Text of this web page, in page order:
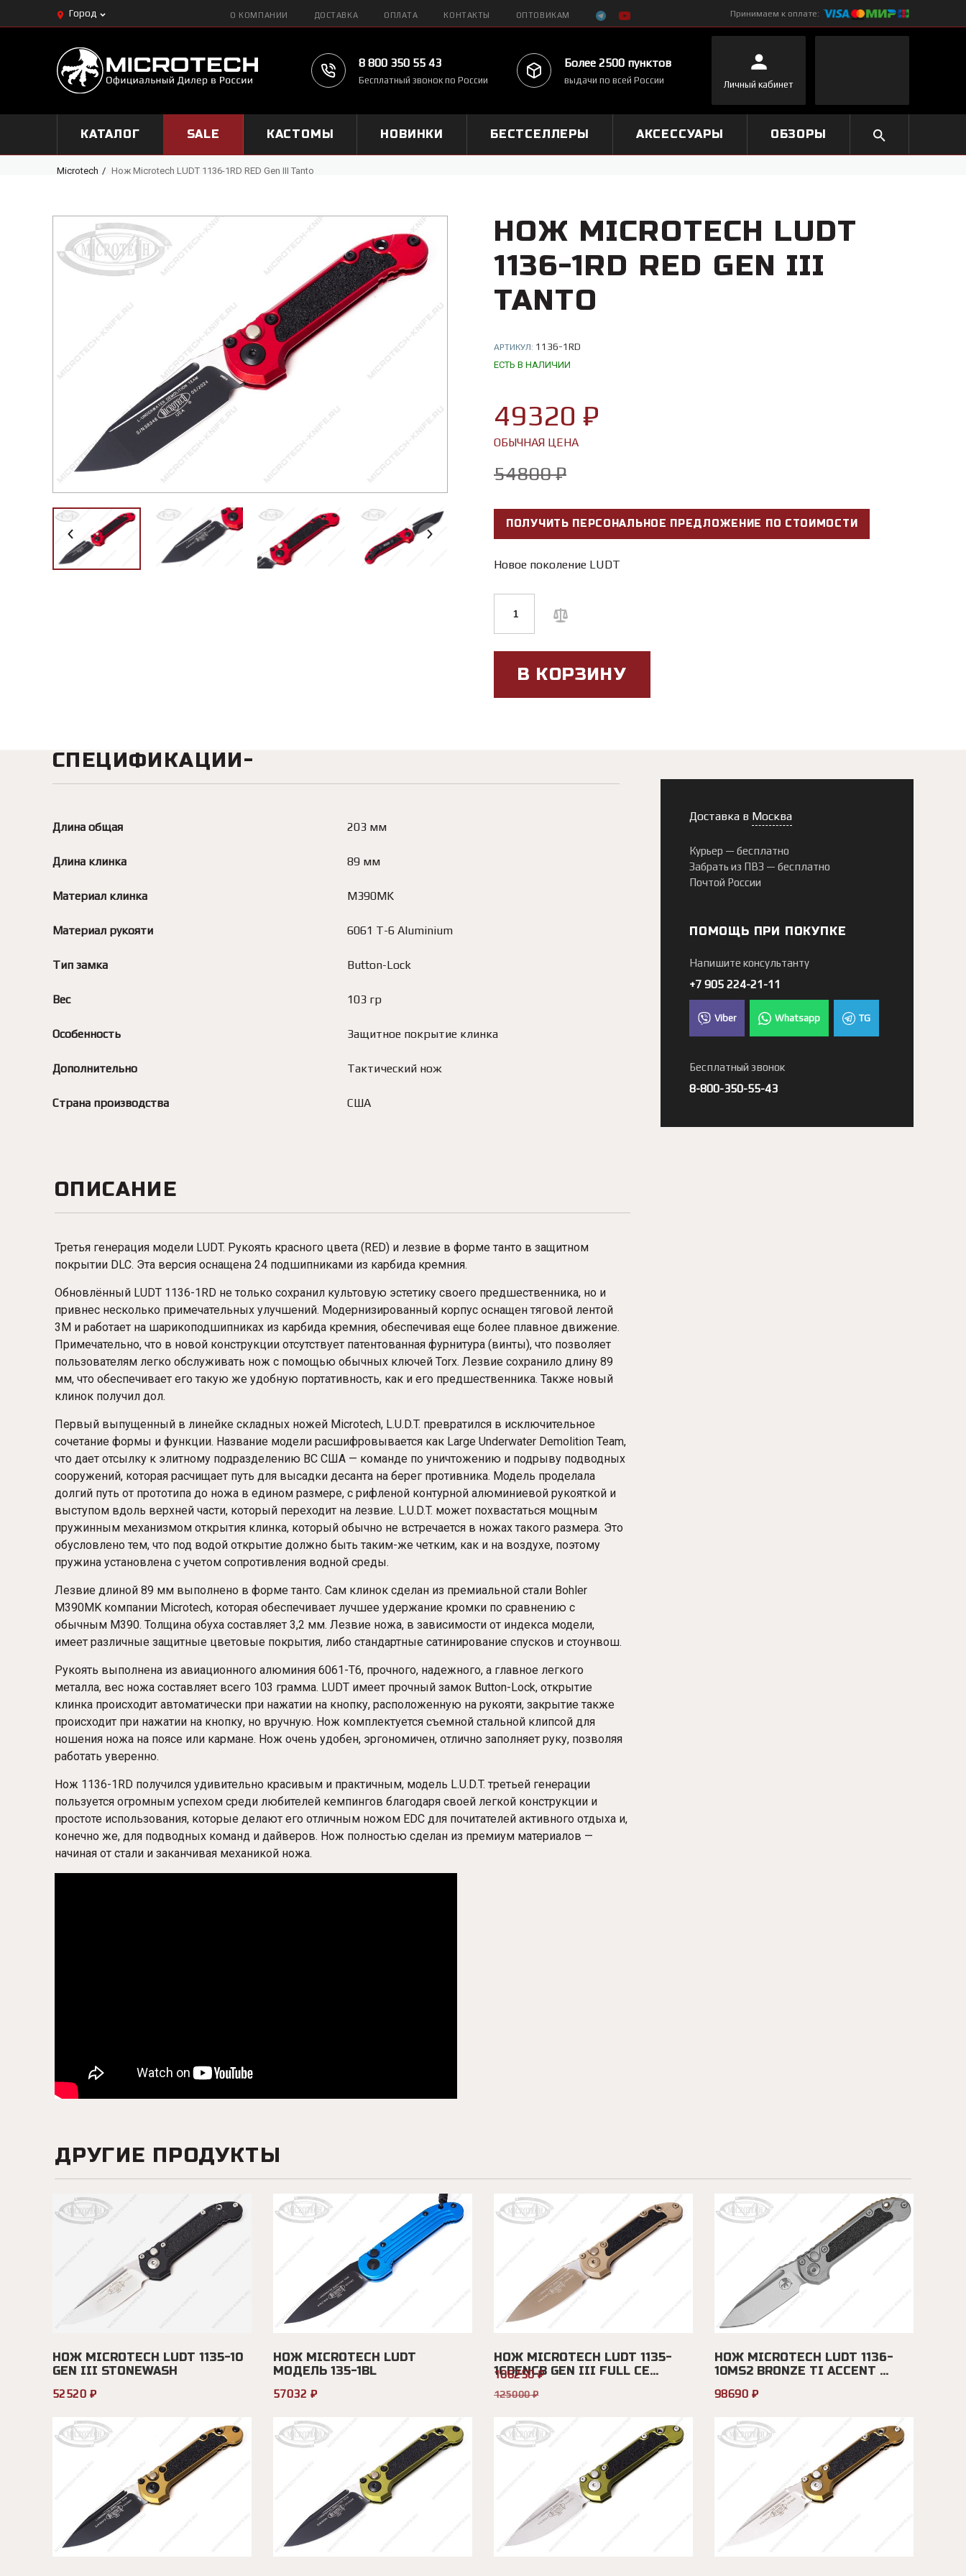
Город О КОМПАНИИ ДОСТАВКА ОПЛАТА КОНТАКТЫ ОПТОВИКАМ Принимаем к оплате:
8 800 350 55 43
Бесплатный звонок по России
Более 2500 пунктов
выдачи по всей России Личный кабинет
КАТАЛОГ SALE КАСТОМЫ НОВИНКИ БЕСТСЕЛЛЕРЫ АКСЕССУАРЫ ОБЗОРЫ
Microtech Нож Microtech LUDT 1136-1RD RED Gen III Tanto
НОЖ MICROTECH LUDT
1136-1RD RED GEN III
TANTO
АРТИКУЛ: 1136-1RD
ЕСТЬ В НАЛИЧИИ
49320 ₽
ОБЫЧНАЯ ЦЕНА
54800 ₽
ПОЛУЧИТЬ ПЕРСОНАЛЬНОЕ ПРЕДЛОЖЕНИЕ ПО СТОИМОСТИ
Новое поколение LUDT
В КОРЗИНУ
СПЕЦИФИКАЦИИ
Длина общая 203 мм
Длина клинка 89 мм
Материал клинка M390MK
Материал рукояти 6061 T-6 Aluminium
Тип замка Button-Lock
Вес 103 гр
Особенность Защитное покрытие клинка
Дополнительно Тактический нож
Страна производства США
Доставка в Москва
Курьер — бесплатно
Забрать из ПВЗ — бесплатно
Почтой России
ПОМОЩЬ ПРИ ПОКУПКЕ
Напишите консультанту
+7 905 224-21-11
Viber Whatsapp TG
Бесплатный звонок
8-800-350-55-43
ОПИСАНИЕ
Третья генерация модели LUDT. Рукоять красного цвета (RED) и лезвие в форме танто в защитном
покрытии DLC. Эта версия оснащена 24 подшипниками из карбида кремния.
Обновлённый LUDT 1136-1RD не только сохранил культовую эстетику своего предшественника, но и
привнес несколько примечательных улучшений. Модернизированный корпус оснащен тяговой лентой
3M и работает на шарикоподшипниках из карбида кремния, обеспечивая еще более плавное движение.
Примечательно, что в новой конструкции отсутствует патентованная фурнитура (винты), что позволяет
пользователям легко обслуживать нож с помощью обычных ключей Torx. Лезвие сохранило длину 89
мм, что обеспечивает его такую ​​же удобную портативность, как и его предшественника. Также новый
клинок получил дол.
Первый выпущенный в линейке складных ножей Microtech, L.U.D.T. превратился в исключительное
сочетание формы и функции. Название модели расшифровывается как Large Underwater Demolition Team,
что дает отсылку к элитному подразделению ВС США — команде по уничтожению и подрыву подводных
сооружений, которая расчищает путь для высадки десанта на берег противника. Модель проделала
долгий путь от прототипа до ножа в едином размере, с рифленой контурной алюминиевой рукояткой и
выступом вдоль верхней части, который переходит на лезвие. L.U.D.T. может похвастаться мощным
пружинным механизмом открытия клинка, который обычно не встречается в ножах такого размера. Это
обусловлено тем, что под водой открытие должно быть таким-же четким, как и на воздухе, поэтому
пружина установлена с учетом сопротивления водной среды.
Лезвие длиной 89 мм выполнено в форме танто. Сам клинок сделан из премиальной стали Bohler
M390MK компании Microtech, которая обеспечивает лучшее удержание кромки по сравнению с
обычным M390. Толщина обуха составляет 3,2 мм. Лезвие ножа, в зависимости от индекса модели,
имеет различные защитные цветовые покрытия, либо стандартные сатинирование спусков и стоунвош.
Рукоять выполнена из авиационного алюминия 6061-T6, прочного, надежного, а главное легкого
металла, вес ножа составляет всего 103 грамма. LUDT имеет прочный замок Button-Lock, открытие
клинка происходит автоматически при нажатии на кнопку, расположенную на рукояти, закрытие также
происходит при нажатии на кнопку, но вручную. Нож комплектуется съемной стальной клипсой для
ношения ножа на поясе или кармане. Нож очень удобен, эргономичен, отлично заполняет руку, позволяя
работать уверенно.
Нож 1136-1RD получился удивительно красивым и практичным, модель L.U.D.T. третьей генерации
пользуется огромным успехом среди любителей кемпингов благодаря своей легкой конструкции и
простоте использования, которые делают его отличным ножом EDC для почитателей активного отдыха и,
конечно же, для подводных команд и дайверов. Нож полностью сделан из премиум материалов —
начиная от стали и заканчивая механикой ножа.
ДРУГИЕ ПРОДУКТЫ
НОЖ MICROTECH LUDT 1135-10
GEN III STONEWASH
52520 ₽
НОЖ MICROTECH LUDT
МОДЕЛЬ 135-1BL
57032 ₽
НОЖ MICROTECH LUDT 1135-
1CDENCB GEN III FULL CE...
106250 ₽
125000 ₽
НОЖ MICROTECH LUDT 1136-
10MS2 BRONZE TI ACCENT ...
98690 ₽